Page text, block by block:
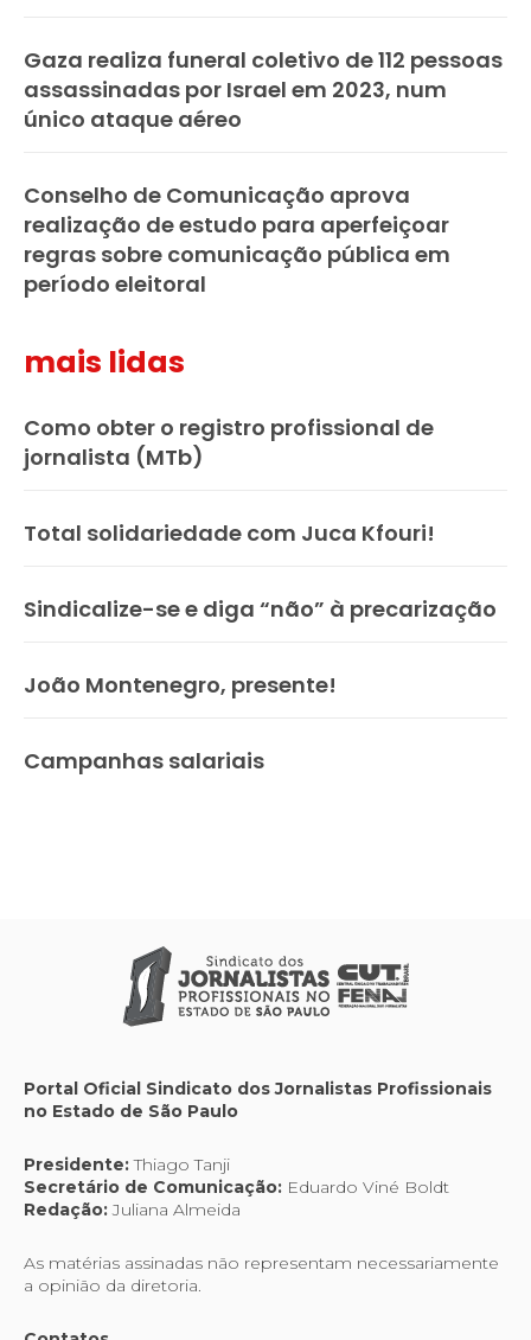
Gaza realiza funeral coletivo de 112 pessoas
assassinadas por Israel em 2023, num
único ataque aéreo
Conselho de Comunicação aprova
realização de estudo para aperfeiçoar
regras sobre comunicação pública em
período eleitoral
mais lidas
Como obter o registro profissional de
jornalista (MTb)
Total solidariedade com Juca Kfouri!
Sindicalize-se e diga “não” à precarização
João Montenegro, presente!
Campanhas salariais
Portal Oficial Sindicato dos Jornalistas Profissionais
no Estado de São Paulo
Presidente:Thiago Tanji
Secretário de Comunicação: Eduardo Viné Boldt
Redação:Juliana Almeida
As matérias assinadas não representam necessariamente
a opinião da diretoria.